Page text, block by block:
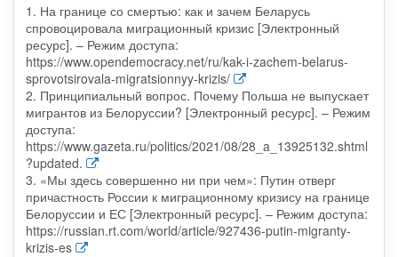
1. На границе со смертью: как и зачем Беларусь
спровоцировала миграционный кризис [Электронный
ресурс]. – Режим доступа:
https://www.opendemocracy.net/ru/kak-i-zachem-belarus-
sprovotsirovala-migratsionnyy-krizis/
2. Принципиальный вопрос. Почему Польша не выпускает
мигрантов из Белоруссии? [Электронный ресурс]. – Режим
доступа:
https://www.gazeta.ru/politics/2021/08/28_a_13925132.shtml
?updated.
3. «Мы здесь совершенно ни при чем»: Путин отверг
причастность России к миграционному кризису на границе
Белоруссии и ЕС [Электронный ресурс]. – Режим доступа:
https://russian.rt.com/world/article/927436-putin-migranty-
krizis-es